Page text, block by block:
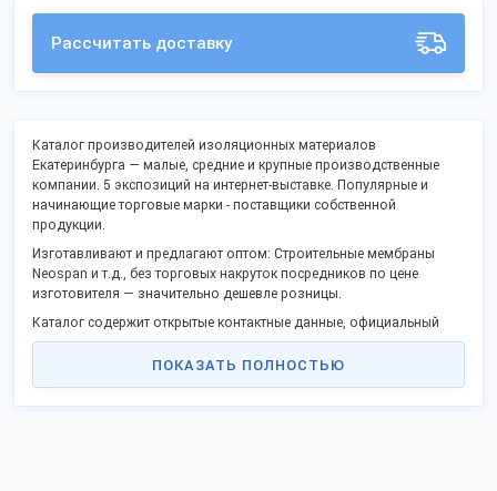
Рассчитать доставку
Каталог производителей изоляционных материалов
Екатеринбурга — малые, средние и крупные производственные
компании. 5 экспозиций на интернет-выставке. Популярные и
начинающие торговые марки - поставщики собственной
продукции.
Изготавливают и предлагают оптом: Строительные мембраны
Neospan и т.д., без торговых накруток посредников по цене
изготовителя — значительно дешевле розницы.
Каталог содержит открытые контактные данные, официальный
сайт и дает возможность сделать заказ напрямую, стать
партнером в своём регионе.
Российские производственные компании активно поддерживают
ПОКАЗАТЬ ПОЛНОСТЬЮ